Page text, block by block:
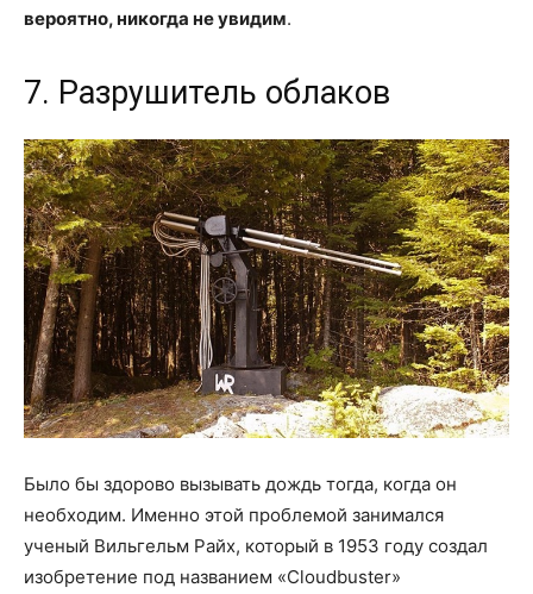
вероятно, никогда не увидим.
7. Разрушитель облаков
Было бы здорово вызывать дождь тогда, когда он
необходим. Именно этой проблемой занимался
ученый Вильгельм Райх, который в 1953 году создал
изобретение под названием «Cloudbuster»